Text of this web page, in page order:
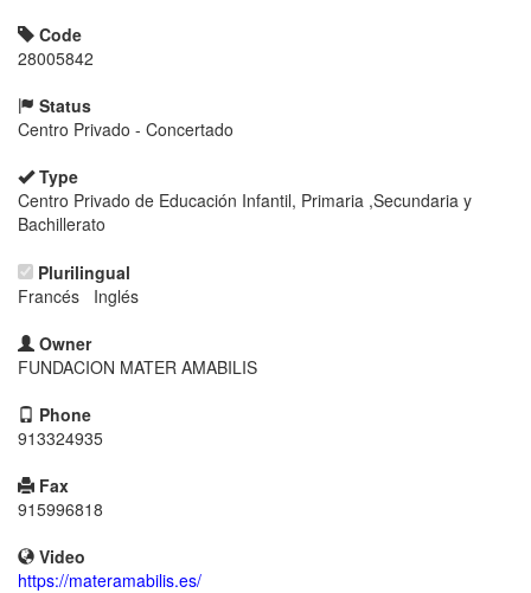
Code
28005842
Status
Centro Privado - Concertado
Type
Centro Privado de Educación Infantil, Primaria ,Secundaria y
Bachillerato
Plurilingual
Francés Inglés
Owner
FUNDACION MATER AMABILIS
Phone
913324935
Fax
915996818
Video
https://materamabilis.es/